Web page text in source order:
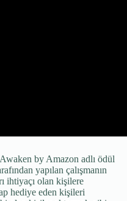
by Amazon adlı ödül
yapılan çalışmanın
ihtiyaçı olan kişilere
hediye eden kişileri